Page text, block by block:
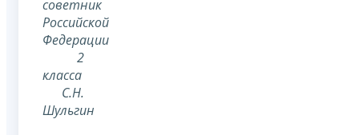
советник
Российской
Федерации
2
класса
С.Н.
Шульгин